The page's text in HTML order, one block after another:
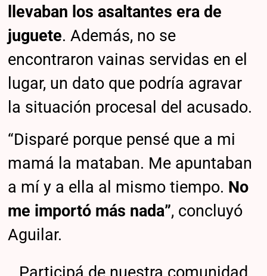
llevaban los asaltantes era de
juguete. Además, no se
encontraron vainas servidas en el
lugar, un dato que podría agravar
la situación procesal del acusado.
“Disparé porque pensé que a mi
mamá la mataban. Me apuntaban
a mí y a ella al mismo tiempo. No
me importó más nada”, concluyó
Aguilar.